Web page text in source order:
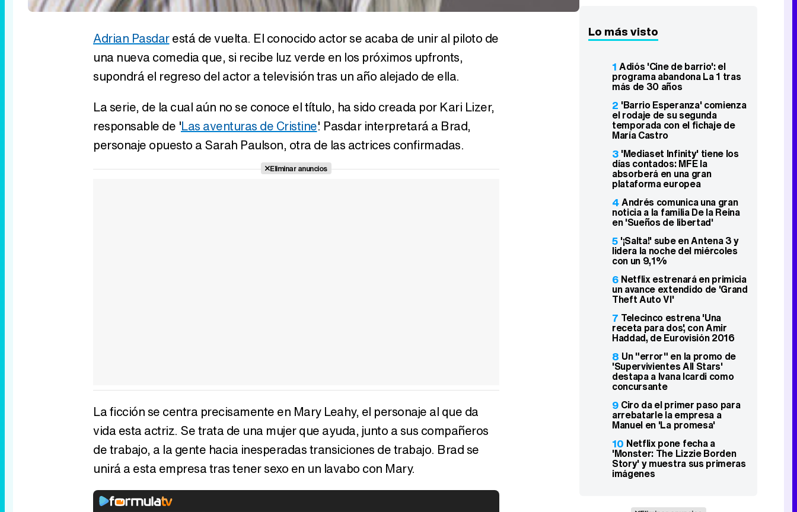
Adrian Pasdarestá de vuelta. El conocido actor se acaba de unir al piloto de
una nueva comedia que, si recibe luz verde en los próximos upfronts,
supondrá el regreso del actor a televisión tras un año alejado de ella.
La serie, de la cual aún no se conoce el título, ha sido creada por Kari Lizer,
responsable de 'Las aventuras de Cristine'. Pasdar interpretará a Brad,
personaje opuesto a Sarah Paulson, otra de las actrices confirmadas.
Eliminar anuncios
La ficción se centra precisamente en Mary Leahy, el personaje al que da
vida esta actriz. Se trata de una mujer que ayuda, junto a sus compañeros
de trabajo, a la gente hacia inesperadas transiciones de trabajo. Brad se
unirá a esta empresa tras tener sexo en un lavabo con Mary.
Lo más visto
1 Adiós 'Cine de barrio': el
programa abandona La 1 tras
más de 30 años
2 'Barrio Esperanza' comienza
el rodaje de su segunda
temporada con el fichaje de
María Castro
3 'Mediaset Infinity' tiene los
días contados: MFE la
absorberá en una gran
plataforma europea
4Andrés comunica una gran
noticia a la familia De la Reina
en 'Sueños de libertad'
5 '¡Salta!' sube en Antena 3 y
lidera la noche del miércoles
con un 9,1%
6 Netflix estrenará en primicia
un avance extendido de 'Grand
Theft Auto VI'
7 Telecinco estrena 'Una
receta para dos', con Amir
Haddad, de Eurovisión 2016
8 Un "error" en la promo de
'Supervivientes All Stars'
destapa a Ivana Icardi como
concursante
9 Ciro da el primer paso para
arrebatarle la empresa a
Manuel en 'La promesa'
10 Netflix pone fecha a
'Monster: The Lizzie Borden
Story' y muestra sus primeras
imágenes